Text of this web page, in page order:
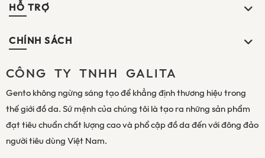
HỖ TRỢ
CHÍNH SÁCH
CÔNG TY TNHH GALITA
Gento không ngừng sáng tạo để khẳng định thương hiệu trong
thế giới đồ da. Sứ mệnh của chúng tôi là tạo ra những sản phẩm
đạt tiêu chuẩn chất lượng cao và phổ cập đồ da đến với đông đảo
người tiêu dùng Việt Nam.